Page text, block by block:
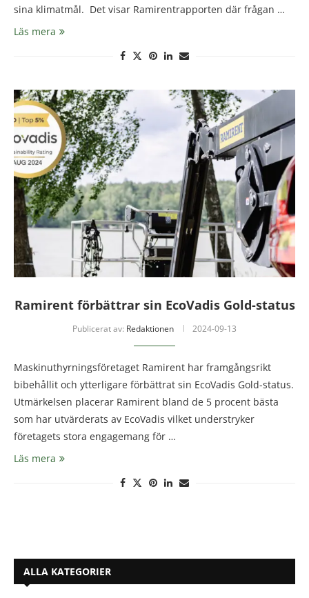
sina klimatmål. Det visar Ramirentrapporten där frågan …
Läs mera
Ramirent förbättrar sin EcoVadis Gold-status
Publicerat av: Redaktionen 2024-09-13
Maskinuthyrningsföretaget Ramirent har framgångsrikt
bibehållit och ytterligare förbättrat sin EcoVadis Gold-status.
Utmärkelsen placerar Ramirent bland de 5 procent bästa
som har utvärderats av EcoVadis vilket understryker
företagets stora engagemang för …
Läs mera
ALLA KATEGORIER